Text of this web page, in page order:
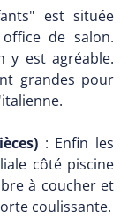
est située
de salon.
y est agréable.
grandes pour
: Enfin les
côté piscine
à coucher et
coulissante.